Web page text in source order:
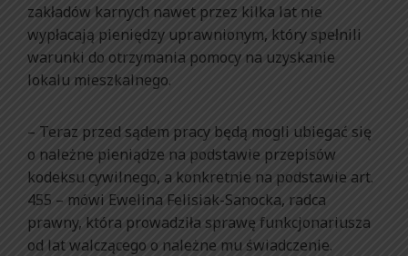
zakładów karnych nawet przez kilka lat nie
wypłacają pieniędzy uprawnionym, który spełnili
warunki do otrzymania pomocy na uzyskanie
lokalu mieszkalnego.
– Teraz przed sądem pracy będą mogli ubiegać się
o należne pieniądze na podstawie przepisów
kodeksu cywilnego, a konkretnie na podstawie art.
455 – mówi Ewelina Felisiak-Sanocka, radca
prawny, która prowadziła sprawę funkcjonariusza
od lat walczącego o należne mu świadczenie.